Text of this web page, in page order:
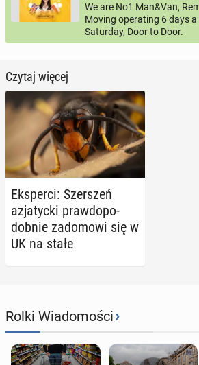
We are No1 Man&Van,
Moving operating 6 days
Saturday, Door to Door.
Czytaj więcej
Eks­per­ci: Szer­szeń
azja­tyc­ki praw­do­po­
dob­nie za­do­mo­wi się w
UK na stałe
Rolki Wiadomości›